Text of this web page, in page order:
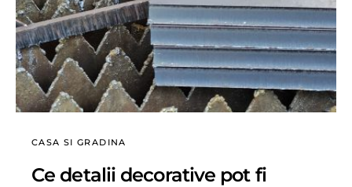
CASA SI GRADINA
Ce detalii decorative pot fi